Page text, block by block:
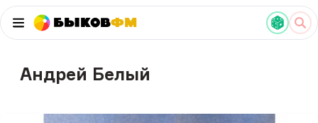
БыковФМ
Андрей Белый